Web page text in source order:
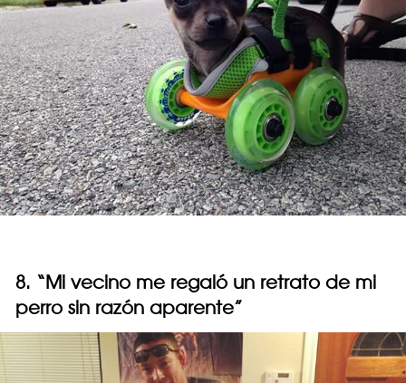
8. “Mi vecino me regaló un retrato de mi
perro sin razón aparente”